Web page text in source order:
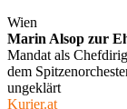
Wien
Marin Alsop zur
Mandat als
dem
ungeklärt
Kurier.at